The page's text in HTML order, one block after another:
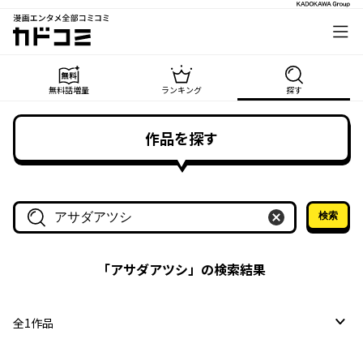
漫画エンタメ全部コミコミ
カドコミ
無料話増量 ランキング 探す
作品を探す
作品名・作家名で探す
検索
「アサダアツシ」の検索結果
全1作品